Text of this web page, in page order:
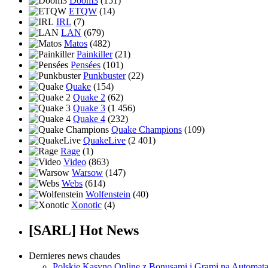
ETQW (14)
IRL (7)
LAN (679)
Matos (482)
Painkiller(21)
Pensées (101)
Punkbuster(22)
Quake (154)
Quake 2 (62)
Quake 3 (1 456)
Quake 4 (232)
Quake Champions (109)
QuakeLive (2 401)
Rage (1)
Video (863)
Warsow (147)
Webs (614)
Wolfenstein (40)
Xonotic (4)
[SARL] Hot News
Dernieres news chaudes